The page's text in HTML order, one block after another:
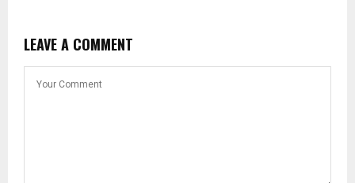
LEAVE A COMMENT